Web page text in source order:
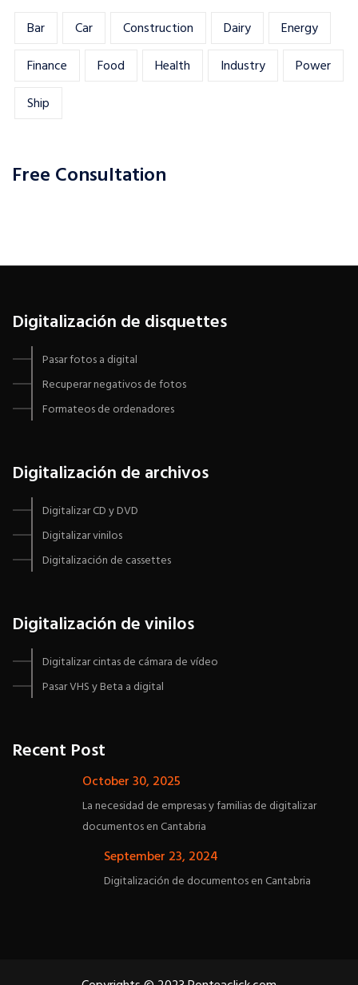
Bar Car Construction Dairy
Energy
Finance
Food Health Industry
Power
Ship
Free Consultation
Digitalización de disquettes
Pasar fotos a digital
Recuperar negativos de fotos
Formateos de ordenadores
Digitalización de archivos
Digitalizar CD y DVD
Digitalizar vinilos
Digitalización de cassettes
Digitalización de vinilos
Digitalizar cintas de cámara de vídeo
Pasar VHS y Beta a digital
Recent Post
October 30, 2025
La necesidad de empresas y familias de digitalizar
documentos en Cantabria
September 23, 2024
Digitalización de documentos en Cantabria